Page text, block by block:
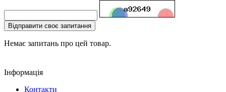
Відправити своє запитання
Немає запитань про цей товар.
Інформація
Контакти